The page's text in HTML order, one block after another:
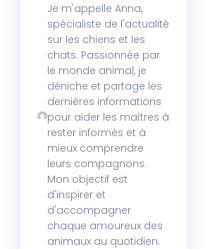
Je m'appelle Anna,
spécialiste de l'actualité
sur les chiens et les
chats. Passionnée par
le monde animal, je
déniche et partage les
dernières informations
pour aider les maîtres à
rester informés et à
mieux comprendre
leurs compagnons.
Mon objectif est
d'inspirer et
d'accompagner
chaque amoureux des
animaux au quotidien.